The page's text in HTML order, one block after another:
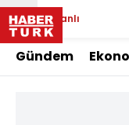
Canlı
Gündem